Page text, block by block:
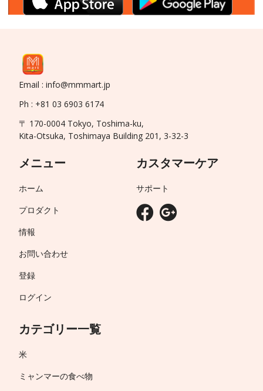
Email : info@mmmart.jp
Ph : +81 03 6903 6174
〒 170-0004 Tokyo, Toshima-ku,
Kita-Otsuka, Toshimaya Building 201, 3-32-3
メニュー
ホーム
プロダクト
情報
お問い合わせ
登録
ログイン
カテゴリー一覧
米
ミャンマーの食べ物
カスタマーケア
サポート